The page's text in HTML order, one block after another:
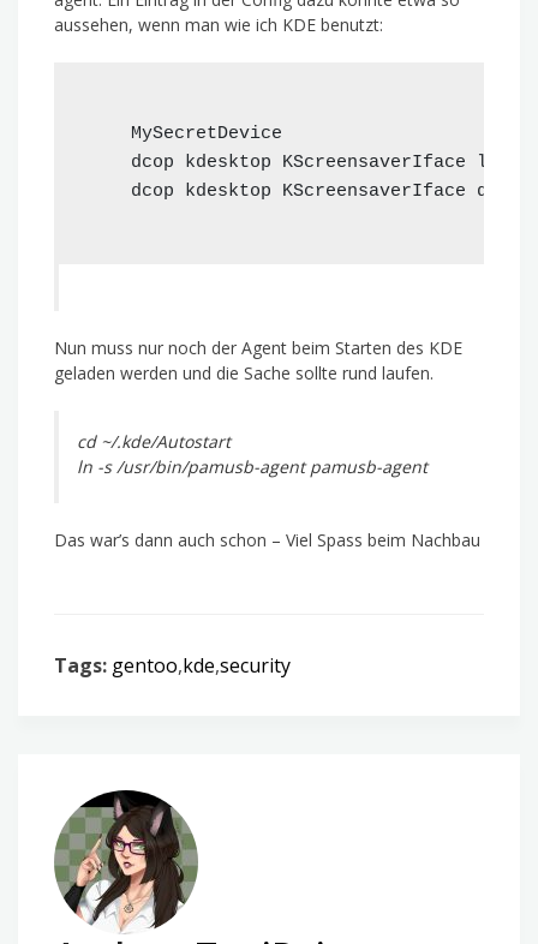
aussehen, wenn man wie ich KDE benutzt:
MySecretDevice
dcop kdesktop KScreensaverIface lock
dcop kdesktop KScreensaverIface quit
Nun muss nur noch der Agent beim Starten des KDE
geladen werden und die Sache sollte rund laufen.
cd ~/.kde/Autostart
ln -s /usr/bin/pamusb-agent pamusb-agent
Das war’s dann auch schon – Viel Spass beim Nachbau
Tags: gentoo,kde,security